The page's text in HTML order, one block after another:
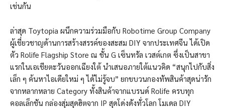
เช่นกัน
ล่าสุด Toytopia ผนึกความร่วมมือกับ Robotime Group Company
ผู้เชี่ยวชาญด้านการสร้างสรรค์ของสะสม DIY จากประเทศจีน ได้เปิด
ตัว Rolife Flagship Store ณ ชั้น G เซ็นทรัล เวสต์เกต ซึ่งเป็นสาขา
แรกในเอเชียตะวันออกเฉียงใต้ นำเสนอภายใต้แนวคิด “สนุกไปกับสิ่ง
เล็ก ๆ ค้นหาไอเดียใหม่ ๆ ได้ไม่รู้จบ” ยกขบวนกองทัพสินค้าสุดน่ารัก
จากหลากหลาย Category ทั้งสินค้าจากแบรนด์ Rolife ครบทุก
คอลเล็กชัน กล่องสุ่มสุดฮิตจาก IP สุดโด่งดังทั่วโลก โมเดล DIY